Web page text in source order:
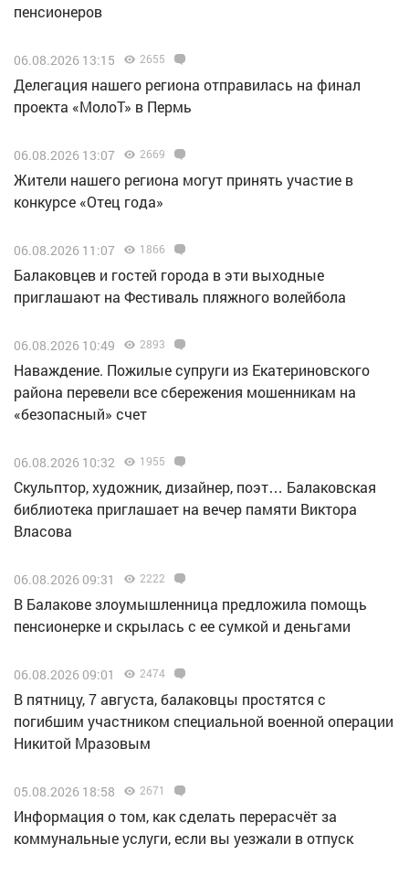
пенсионеров
06.08.2026 13:15 2655
Делегация нашего региона отправилась на финал
проекта «МолоТ» в Пермь
06.08.2026 13:07 2669
Жители нашего региона могут принять участие в
конкурсе «Отец года»
06.08.2026 11:07 1866
Балаковцев и гостей города в эти выходные
приглашают на Фестиваль пляжного волейбола
06.08.2026 10:49 2893
Наваждение. Пожилые супруги из Екатериновского
района перевели все сбережения мошенникам на
«безопасный» счет
06.08.2026 10:32 1955
Скульптор, художник, дизайнер, поэт… Балаковская
библиотека приглашает на вечер памяти Виктора
Власова
06.08.2026 09:31 2222
В Балакове злоумышленница предложила помощь
пенсионерке и скрылась с ее сумкой и деньгами
06.08.2026 09:01 2474
В пятницу, 7 августа, балаковцы простятся с
погибшим участником специальной военной операции
Никитой Мразовым
05.08.2026 18:58 2671
Информация о том, как сделать перерасчёт за
коммунальные услуги, если вы уезжали в отпуск